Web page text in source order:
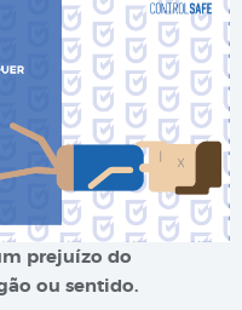
prejuízo do
ou sentido.